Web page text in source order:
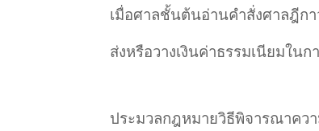
เมื่อศาลชั้นต้นอ่านคำสั่งศาลฎีก
ส่งหรือวางเงินค่าธรรมเนียมใน
ประมวลกฎหมายวิธีพิจารณาคว